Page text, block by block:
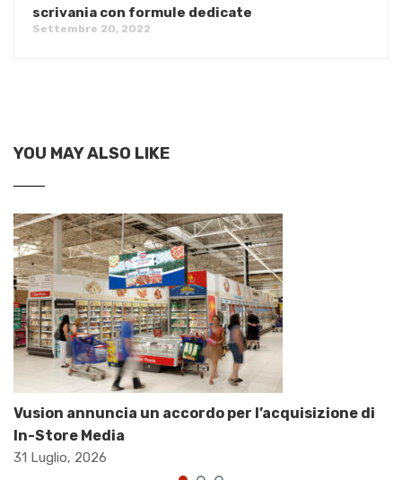
scrivania con formule dedicate
Settembre 20, 2022
YOU MAY ALSO LIKE
Vusion annuncia un accordo per l’acquisizione di
In-Store Media
31 Luglio, 2026